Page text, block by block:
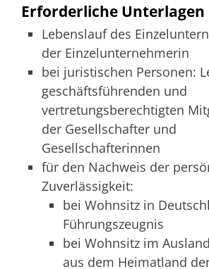
Erforderliche Unterlagen
Lebenslauf des
der Einzelunternehmerin
bei juristischen Personen:
geschäftsführenden und
vertretungsberechtigten
der Gesellschafter und
Gesellschafterinnen
für den Nachweis der
Zuverlässigkeit:
bei Wohnsitz in
Führungszeugnis
bei Wohnsitz im
aus dem Heimatland